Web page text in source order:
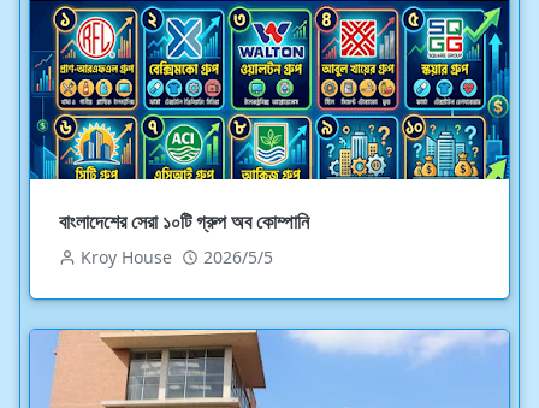
বাংলাদেশের সেরা ১০টি গ্রুপ অব কোম্পানি
Kroy House 2026/5/5